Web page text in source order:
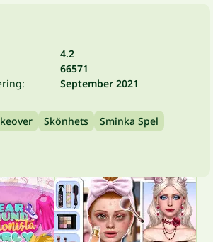
4.2
66571
September 2021
Skönhets
Sminka Spel